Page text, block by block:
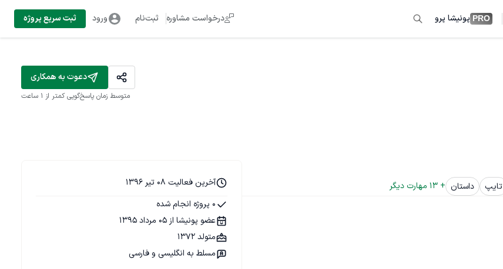
PRO پونیشا پرو درخواست مشاوره ثبت‌نام ورود ثبت سریع پروژه
دعوت به همکاری
متوسط زمان پاسخ‌گویی کمتر از 1 ساعت
تایپ داستان +
13 مهارت دیگر
آخرین فعالیت 08 تیر 1396
0 پروژه انجام شده
عضو پونیشا از 05 مرداد 1395
متولد 1372
مسلط به انگلیسی و فارسی